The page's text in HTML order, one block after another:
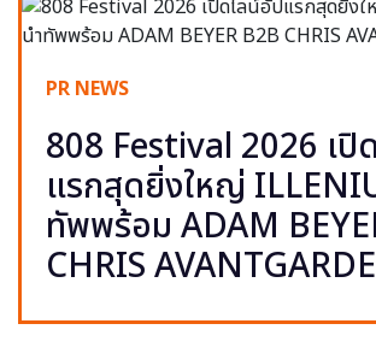
PR NEWS
808 Festival 2026 เปิ
แรกสุดยิ่งใหญ่
ทัพพร้อม ADAM
CHRIS AVANTGARDE